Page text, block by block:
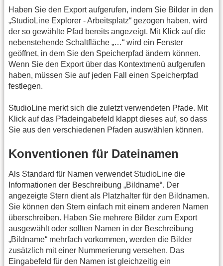
Haben Sie den Export aufgerufen, indem Sie Bilder in den
„StudioLine Explorer - Arbeitsplatz“ gezogen haben, wird
der so gewählte Pfad bereits angezeigt. Mit Klick auf die
nebenstehende Schaltfläche „…“ wird ein Fenster
geöffnet, in dem Sie den Speicherpfad ändern können.
Wenn Sie den Export über das Kontextmenü aufgerufen
haben, müssen Sie auf jeden Fall einen Speicherpfad
festlegen.
StudioLine merkt sich die zuletzt verwendeten Pfade. Mit
Klick auf das Pfadeingabefeld klappt dieses auf, so dass
Sie aus den verschiedenen Pfaden auswählen können.
Konventionen für Dateinamen
Als Standard für Namen verwendet StudioLine die
Informationen der Beschreibung „Bildname“. Der
angezeigte Stern dient als Platzhalter für den Bildnamen.
Sie können den Stern einfach mit einem anderen Namen
überschreiben. Haben Sie mehrere Bilder zum Export
ausgewählt oder sollten Namen in der Beschreibung
„Bildname“ mehrfach vorkommen, werden die Bilder
zusätzlich mit einer Nummerierung versehen. Das
Eingabefeld für den Namen ist gleichzeitig ein